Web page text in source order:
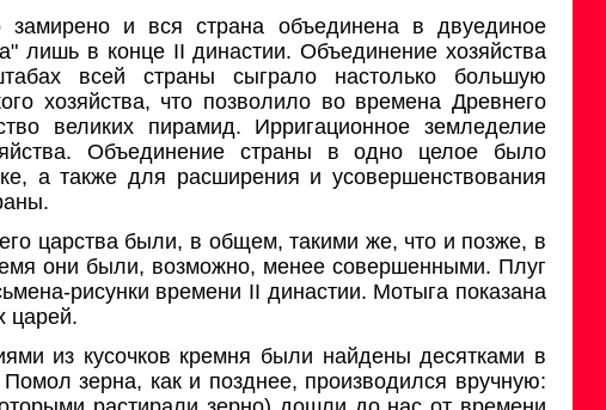
замирено и вся страна объединена в двуединое
лишь в конце II династии. Объединение хозяйства
всей страны сыграло настолько большую
хозяйства, что позволило во времена Древнего
великих пирамид. Ирригационное земледелие
Объединение страны в одно целое было
а также для расширения и усовершенствования
царства были, в общем, такими же, что и позже, в
они были, возможно, менее совершенными. Плуг
рисунки времени II династии. Мотыга показана
царей.
из кусочков кремня были найдены десятками в
зерна, как и позднее, производился вручную: